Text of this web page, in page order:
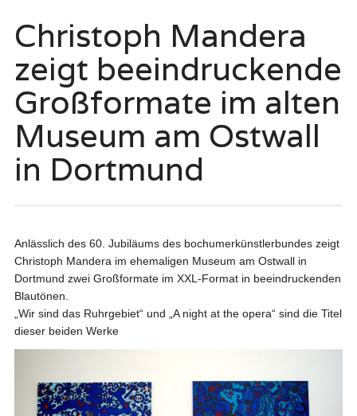
Christoph Mandera
zeigt beeindruckende
Großformate im alten
Museum am Ostwall
in Dortmund
Anlässlich des 60. Jubiläums des bochumerkünstlerbundes zeigt
Christoph Mandera im ehemaligen Museum am Ostwall in
Dortmund zwei Großformate im XXL-Format in beeindruckenden
Blautönen.
„Wir sind das Ruhrgebiet“ und „A night at the opera“ sind die Titel
dieser beiden Werke